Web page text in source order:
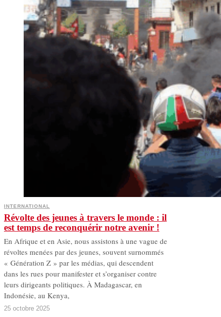
INTERNATIONAL
Révolte des jeunes à travers le monde : il
est temps de reconquérir notre avenir !
En Afrique et en Asie, nous assistons à une vague de
révoltes menées par des jeunes, souvent surnommés
« Génération Z » par les médias, qui descendent
dans les rues pour manifester et s’organiser contre
leurs dirigeants politiques. À Madagascar, en
Indonésie, au Kenya,
25 octobre 2025